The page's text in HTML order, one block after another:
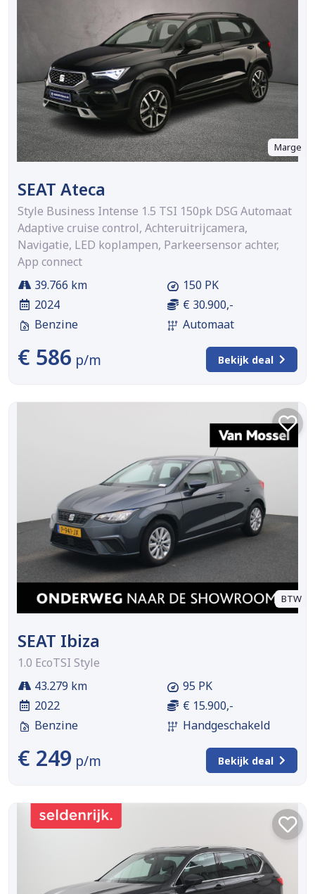
Marge
SEAT Ateca
Style Business Intense 1.5 TSI 150pk DSG Automaat
Adaptive cruise control, Achteruitrijcamera,
Navigatie, LED koplampen, Parkeersensor achter,
App connect
39.766 km
2024
Benzine
150 PK
€ 30.900,-
Automaat
€ 586 p/m Bekijk deal
BTW
SEAT Ibiza
1.0 EcoTSI Style
43.279 km
2022
Benzine
95 PK
€ 15.900,-
Handgeschakeld
€ 249 p/m Bekijk deal